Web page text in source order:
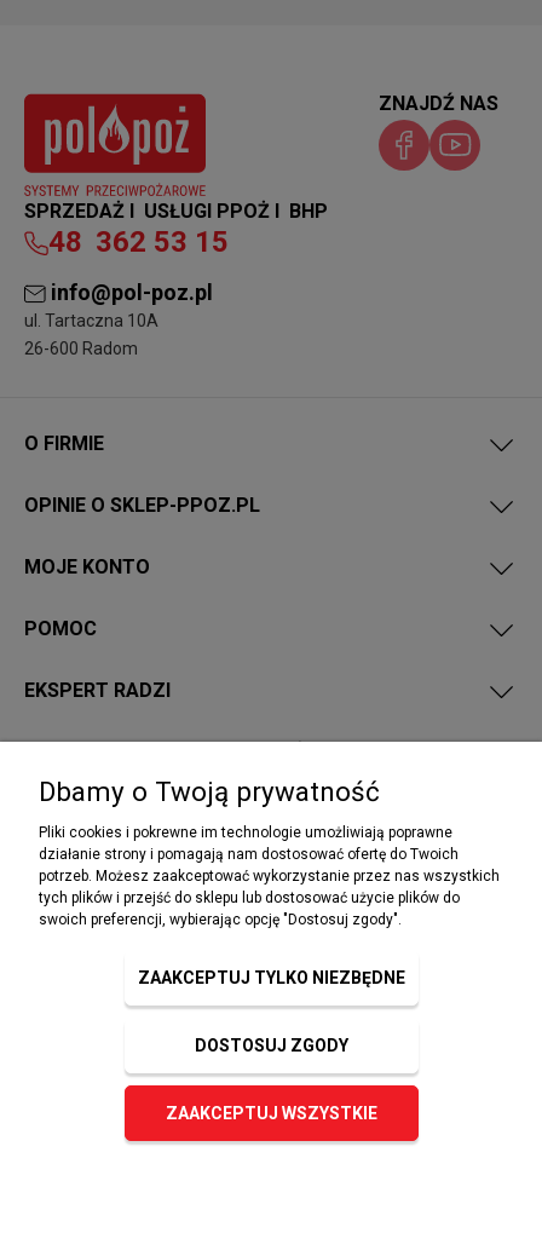
SPRZEDAŻ I USŁUGI PPOŻ I BHP
48 362 53 15
info@pol-poz.pl
ul. Tartaczna 10A
26-600 Radom
ZNAJDŹ NAS
O FIRMIE
OPINIE O SKLEP-PPOZ.PL
MOJE KONTO
POMOC
EKSPERT RADZI
NEWSLETTER
Podaj swój adres e-mail, jeżeli chcesz otrzymywać
ZAPISZ SIĘ
Dbamy o Twoją prywatność
Pliki cookies i pokrewne im technologie umożliwiają poprawne
działanie strony i pomagają nam dostosować ofertę do Twoich
potrzeb. Możesz zaakceptować wykorzystanie przez nas wszystkich
tych plików i przejść do sklepu lub dostosować użycie plików do
swoich preferencji, wybierając opcję "Dostosuj zgody".
ZAAKCEPTUJ TYLKO NIEZBĘDNE
DOSTOSUJ ZGODY
ZAAKCEPTUJ WSZYSTKIE